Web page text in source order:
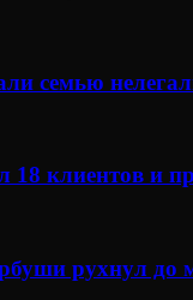
семью
18 клиентов и
рухнул